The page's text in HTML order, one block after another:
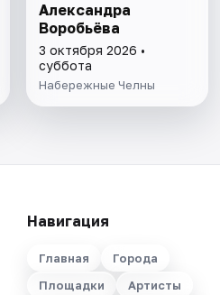
Александра
Воробьёва
3 октября 2026 •
суббота
Набережные Челны
Навигация
Главная
Города
Площадки
Артисты